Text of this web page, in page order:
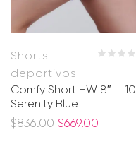
Shorts
deportivos
Comfy Short HW 8″ – 10,
Serenity Blue
$836.00 $669.00